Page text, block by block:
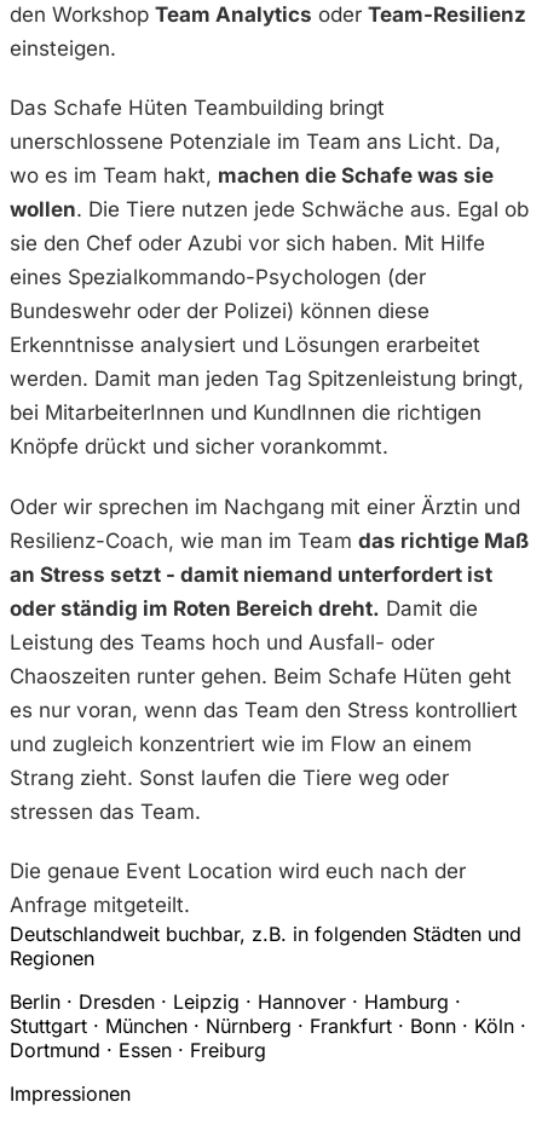
den Workshop Team Analytics oder Team-Resilienz
einsteigen.
Das Schafe Hüten Teambuilding bringt
unerschlossene Potenziale im Team ans Licht. Da,
wo es im Team hakt, machen die Schafe was sie
wollen. Die Tiere nutzen jede Schwäche aus. Egal ob
sie den Chef oder Azubi vor sich haben. Mit Hilfe
eines Spezialkommando-Psychologen (der
Bundeswehr oder der Polizei) können diese
Erkenntnisse analysiert und Lösungen erarbeitet
werden. Damit man jeden Tag Spitzenleistung bringt,
bei MitarbeiterInnen und KundInnen die richtigen
Knöpfe drückt und sicher vorankommt.
Oder wir sprechen im Nachgang mit einer Ärztin und
Resilienz-Coach, wie man im Team das richtige Maß
an Stress setzt - damit niemand unterfordert ist
oder ständig im Roten Bereich dreht. Damit die
Leistung des Teams hoch und Ausfall- oder
Chaoszeiten runter gehen. Beim Schafe Hüten geht
es nur voran, wenn das Team den Stress kontrolliert
und zugleich konzentriert wie im Flow an einem
Strang zieht. Sonst laufen die Tiere weg oder
stressen das Team.
Die genaue Event Location wird euch nach der
Anfrage mitgeteilt.
Deutschlandweit buchbar, z.B. in folgenden Städten und
Regionen
Berlin · Dresden · Leipzig · Hannover · Hamburg ·
Stuttgart · München · Nürnberg · Frankfurt · Bonn · Köln ·
Dortmund · Essen · Freiburg
Impressionen